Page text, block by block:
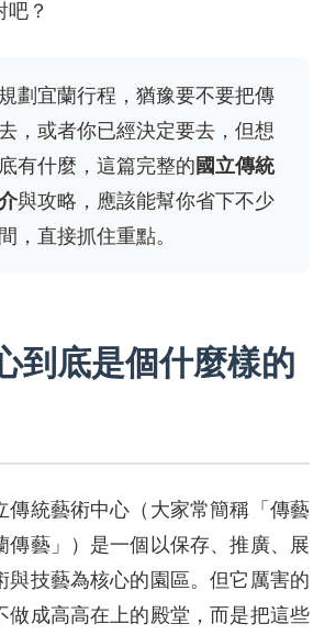
？
劃宜蘭行程，猶豫要不要把傳
，或者你已經決定要去，但想
有什麼，這篇完整的國立傳統
與攻略，應該能幫你省下不少
，直接抓住重點。
到底是個什麼樣的
傳統藝術中心（大家常簡稱「傳藝
傳藝」）是一個以保存、推廣、展
與技藝為核心的園區。但它厲害的
做成高高在上的殿堂，而是把這些